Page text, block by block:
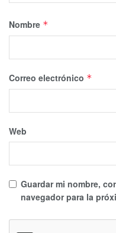
Nombre *
Correo electrónico *
Web
Guardar mi nombre,
navegador para la